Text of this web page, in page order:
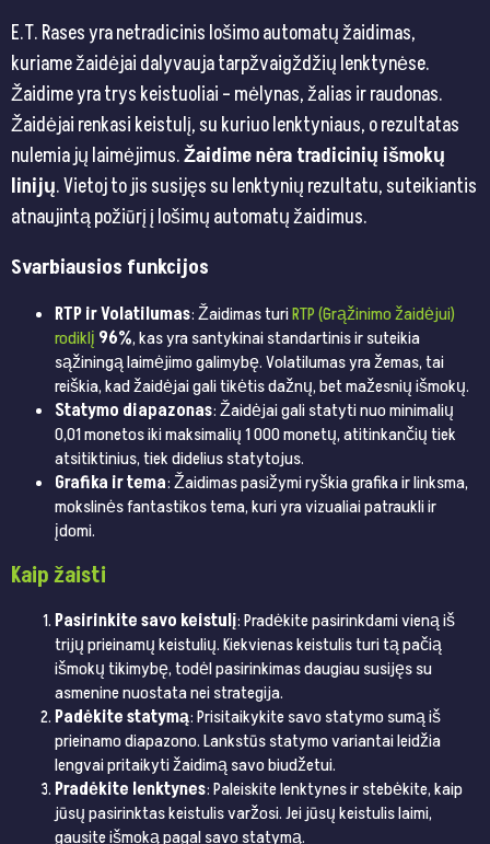
E.T. Rases yra netradicinis lošimo automatų žaidimas,
kuriame žaidėjai dalyvauja tarpžvaigždžių lenktynėse.
Žaidime yra trys keistuoliai – mėlynas, žalias ir raudonas.
Žaidėjai renkasi keistulį, su kuriuo lenktyniaus, o rezultatas
nulemia jų laimėjimus.Žaidime nėra tradicinių išmokų
linijų. Vietoj to jis susijęs su lenktynių rezultatu, suteikiantis
atnaujintą požiūrį į lošimų automatų žaidimus.
Svarbiausios funkcijos
RTP ir Volatilumas: Žaidimas turiRTP (Grąžinimo žaidėjui)
rodiklį 96%, kas yra santykinai standartinis ir suteikia
sąžiningą laimėjimo galimybę. Volatilumas yra žemas, tai
reiškia, kad žaidėjai gali tikėtis dažnų, bet mažesnių išmokų.
Statymo diapazonas: Žaidėjai gali statyti nuo minimalių
0,01 monetos iki maksimalių 1 000 monetų, atitinkančių tiek
atsitiktinius, tiek didelius statytojus.
Grafika ir tema: Žaidimas pasižymi ryškia grafika ir linksma,
mokslinės fantastikos tema, kuri yra vizualiai patraukli ir
įdomi.
Kaip žaisti
Pasirinkite savo keistulį: Pradėkite pasirinkdami vieną iš
trijų prieinamų keistulių. Kiekvienas keistulis turi tą pačią
išmokų tikimybę, todėl pasirinkimas daugiau susijęs su
asmenine nuostata nei strategija.
Padėkite statymą: Prisitaikykite savo statymo sumą iš
prieinamo diapazono. Lankstūs statymo variantai leidžia
lengvai pritaikyti žaidimą savo biudžetui.
Pradėkite lenktynes: Paleiskite lenktynes ir stebėkite, kaip
jūsų pasirinktas keistulis varžosi. Jei jūsų keistulis laimi,
gausite išmoką pagal savo statymą.